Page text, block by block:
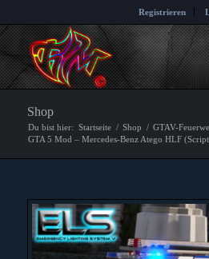
Registrieren
Shop
Du bist hier: Startseite / Shop / GTAV-
GTA 5 Mod – Mercedes-Benz Atego HLF (Script